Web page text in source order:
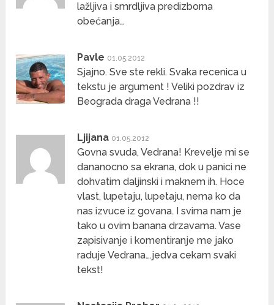
lažljiva i smrdljiva predizborna
obećanja…
Pavle 01.05.2012
Sjajno. Sve ste rekli. Svaka recenica u
tekstu je argument ! Veliki pozdrav iz
Beograda draga Vedrana !!
Ljijana 01.05.2012
Govna svuda, Vedrana! Krevelje mi se
dananocno sa ekrana, dok u panici ne
dohvatim daljinski i maknem ih. Hoce
vlast, lupetaju, lupetaju, nema ko da
nas izvuce iz govana. I svima nam je
tako u ovim banana drzavama. Vase
zapisivanje i komentiranje me jako
raduje Vedrana….jedva cekam svaki
tekst!